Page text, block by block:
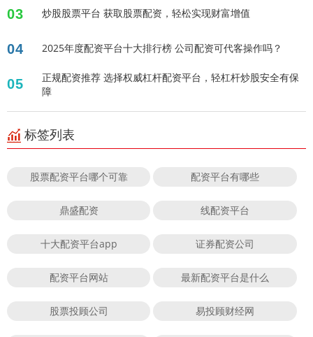
03 炒股股票平台 获取股票配资，轻松实现财富增值
04 2025年度配资平台十大排行榜 公司配资可代客操作吗？
05
正规配资推荐 选择权威杠杆配资平台，轻杠杆炒股安全有保
障
标签列表
股票配资平台哪个可靠 配资平台有哪些
鼎盛配资 线配资平台
十大配资平台app 证券配资公司
配资平台网站 最新配资平台是什么
股票投顾公司 易投顾财经网